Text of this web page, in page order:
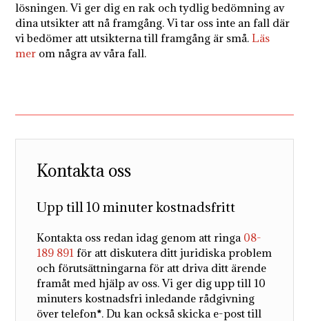
lösningen. Vi ger dig en rak och tydlig bedömning av
dina utsikter att nå framgång. Vi tar oss inte an fall där
vi bedömer att utsikterna till framgång är små.Läs
mer om några av våra fall.
Kontakta oss
Upp till 10 minuter kostnadsfritt
Kontakta oss redan idag genom att ringa 08-
189 891 för att diskutera ditt juridiska problem
och förutsättningarna för att driva ditt ärende
framåt med hjälp av oss. Vi ger dig upp till 10
minuters kostnadsfri inledande rådgivning
över telefon*. Du kan också skicka e-post till